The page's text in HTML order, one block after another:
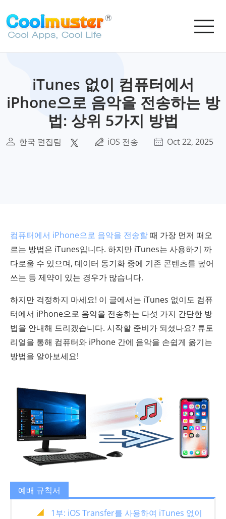
iTunes 없이 컴퓨터에서
iPhone으로 음악을 전송하는 방
법: 상위 5가지 방법
한국 편집팀 iOS 전송 Oct 22, 2025
컴퓨터에서 iPhone으로 음악을 전송할때 가장 먼저 떠오
르는 방법은 iTunes입니다. 하지만 iTunes는 사용하기 까
다로울 수 있으며, 데이터 동기화 중에 기존 콘텐츠를 덮어
쓰는 등 제약이 있는 경우가 많습니다.
하지만 걱정하지 마세요! 이 글에서는 iTunes 없이도 컴퓨
터에서 iPhone으로 음악을 전송하는 다섯 가지 간단한 방
법을 안내해 드리겠습니다. 시작할 준비가 되셨나요? 튜토
리얼을 통해 컴퓨터와 iPhone 간에 음악을 손쉽게 옮기는
방법을 알아보세요!
예배 규칙서
1부: iOS Transfer를 사용하여 iTunes 없이